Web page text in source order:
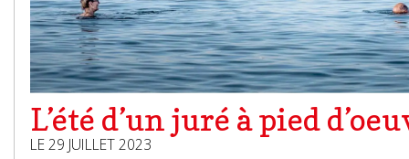
L’été d’un juré à pied
LE 29 JUILLET 2023